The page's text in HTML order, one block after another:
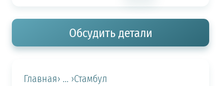
Обсудить детали
Главная› ... ›Стамбул